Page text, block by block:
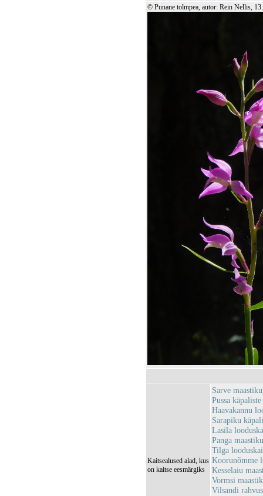
© Punane tolmpea, autor: Rein Nellis,
Kaitsealused alad, kus
on kaitse eesmärgiks
Sarve
Pussa
Haavakannu
Sarapiku
Lasila
Panga
Tilga
Koorunõmme
Kesselaiu
Vormsi
Vilsandi